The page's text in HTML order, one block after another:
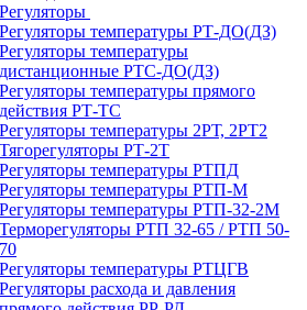
Регуляторы
Регуляторы температуры РТ-ДО(ДЗ)
Регуляторы температуры
дистанционные РТС-ДО(ДЗ)
Регуляторы температуры прямого
действия РТ-ТС
Регуляторы температуры 2РТ, 2РT2
Тягорегуляторы РТ-2Т
Регуляторы температуры РТПД
Регуляторы температуры РТП-M
Регуляторы температуры РТП-32-2М
Терморегуляторы РТП 32-65 / РТП 50-
70
Регуляторы температуры РТЦГВ
Регуляторы расхода и давления